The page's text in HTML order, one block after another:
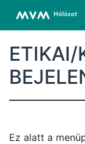
ETIKAI/
Ez alatt a